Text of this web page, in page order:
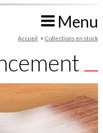
Menu
Accueil Collections en stock